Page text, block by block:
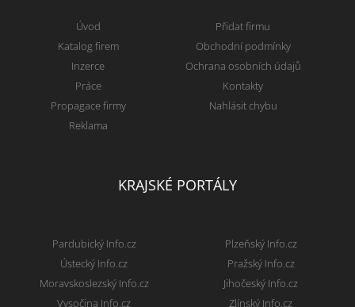
Úvod
Katalog firem
Inzerce
Práce
Propagace firmy
Reklama
Přidat firmu
Obchodní podmínky
Ochrana osobních údajů
Kontakty
Nahlásit chybu
KRAJSKÉ PORTÁLY
Pardubický Info.cz
Ústecký Info.cz
Moravskoslezský Info.cz
Vysočina Info.cz
Plzeňský Info.cz
Pražský Info.cz
Jihočeský Info.cz
Zlínský Info.cz